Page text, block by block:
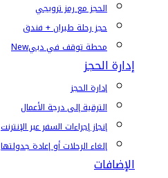
الحجز مع رمز ترويجي
حجز رحلة طيران + فندق
محطة توقف في دبيNew
إدارة الحجز
إدارة الحجز
الترقية إلى درجة الأعمال
إنجاز إجراءات السفر عبر الإنترنت
إلغاء الرحلات أو إعادة جدولتها
الإضافات